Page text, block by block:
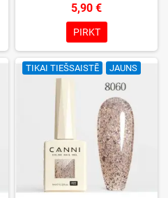
izvēle, lieliska sacietēšana
UV/LED lampās un ilgstoša
noturība. Katrs flakons iepakots
kastītē – pirmo reizi to atvērsiet
tikai jūs.
5,90 €
PIRKT
TIKAI TIEŠSAISTĒ JAUNS